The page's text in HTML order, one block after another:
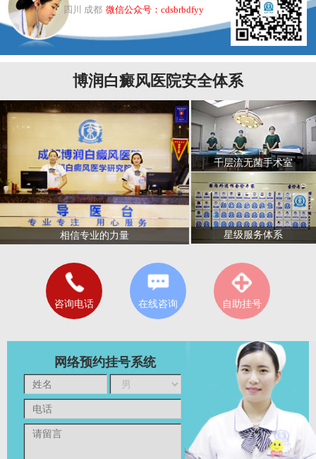
四川 成都 微信公众号：cdsbrbdfyy
博润白癜风医院安全体系
相信专业的力量
千层流无菌手术室
星级服务体系
咨询电话 在线咨询 自助挂号
网络预约挂号系统